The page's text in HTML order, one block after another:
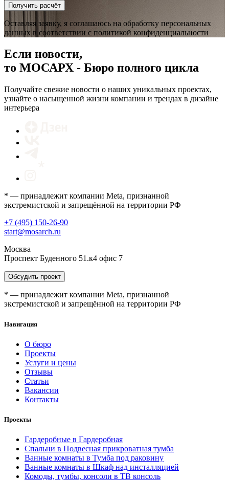
Получить расчёт
Оставляя заявку, я соглашаюсь на обработку персональных
данных в соответствии с политикой конфиденциальности
Если новости,
то МОСАРХ - Бюро полного цикла
Получайте свежие новости о наших уникальных проектах,
узнайте о насыщенной жизни компании и трендах в дизайне
интерьера
* — принадлежит компании Meta, признанной
экстремистской и запрещённой на территории РФ
+7 (495) 150-26-90
start@mosarch.ru
Москва
Проспект Буденного 51.к4 офис 7
Обсудить проект
* — принадлежит компании Meta, признанной
экстремистской и запрещённой на территории РФ
Навигация
О бюро
Проекты
Услуги и цены
Отзывы
Статьи
Вакансии
Контакты
Проекты
Гардеробные в Гардеробная
Спальни в Подвесная прикроватная тумба
Ванные комнаты в Тумба под раковину
Ванные комнаты в Шкаф над инсталляцией
Комоды, тумбы, консоли в ТВ консоль